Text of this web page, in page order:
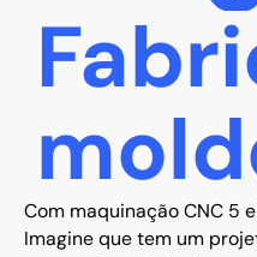
Com maquinação CNC 5
Imagine que tem um